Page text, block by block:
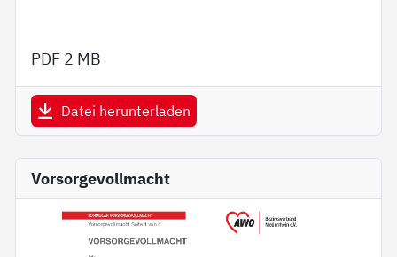
PDF 2 MB
Datei herunterladen
Vorsorgevollmacht